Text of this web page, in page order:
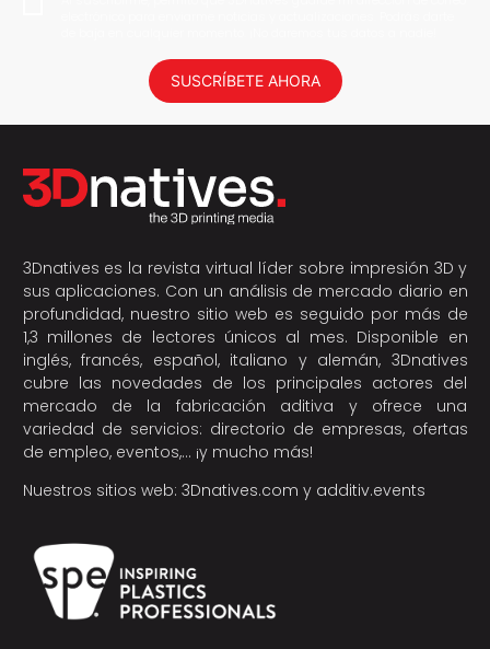
SUSCRÍBETE AHORA
3Dnatives es la revista virtual líder sobre impresión 3D y
sus aplicaciones. Con un análisis de mercado diario en
profundidad, nuestro sitio web es seguido por más de
1,3 millones de lectores únicos al mes. Disponible en
inglés, francés, español, italiano y alemán, 3Dnatives
cubre las novedades de los principales actores del
mercado de la fabricación aditiva y ofrece una
variedad de servicios: directorio de empresas, ofertas
de empleo, eventos,… ¡y mucho más!
Nuestros sitios web: 3Dnatives.com y additiv.events